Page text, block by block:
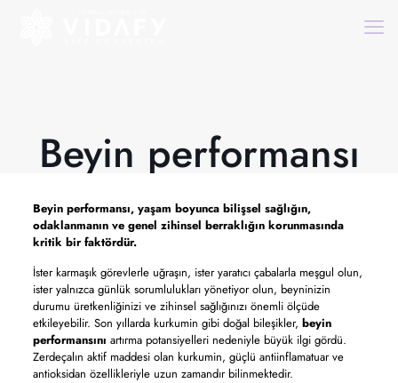
Beyin performansı
Beyin performansı,yaşam boyunca bilişsel sağlığın,
odaklanmanın ve genel zihinsel berraklığın korunmasında
kritik bir faktördür.
İster karmaşık görevlerle uğraşın, ister yaratıcı çabalarla meşgul olun,
ister yalnızca günlük sorumlulukları yönetiyor olun, beyninizin
durumu üretkenliğinizi ve zihinsel sağlığınızı önemli ölçüde
etkileyebilir. Son yıllarda kurkumin gibi doğal bileşikler, beyin
performansını artırma potansiyelleri nedeniyle büyük ilgi gördü.
Zerdeçalın aktif maddesi olan kurkumin, güçlü antiinflamatuar ve
antioksidan özellikleriyle uzun zamandır bilinmektedir.